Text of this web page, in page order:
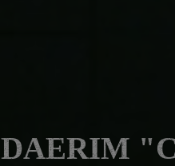
DAERIM